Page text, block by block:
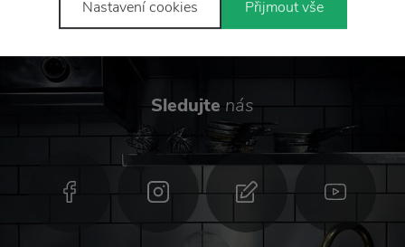
Sledujte nás
Nastavení cookies Přijmout vše